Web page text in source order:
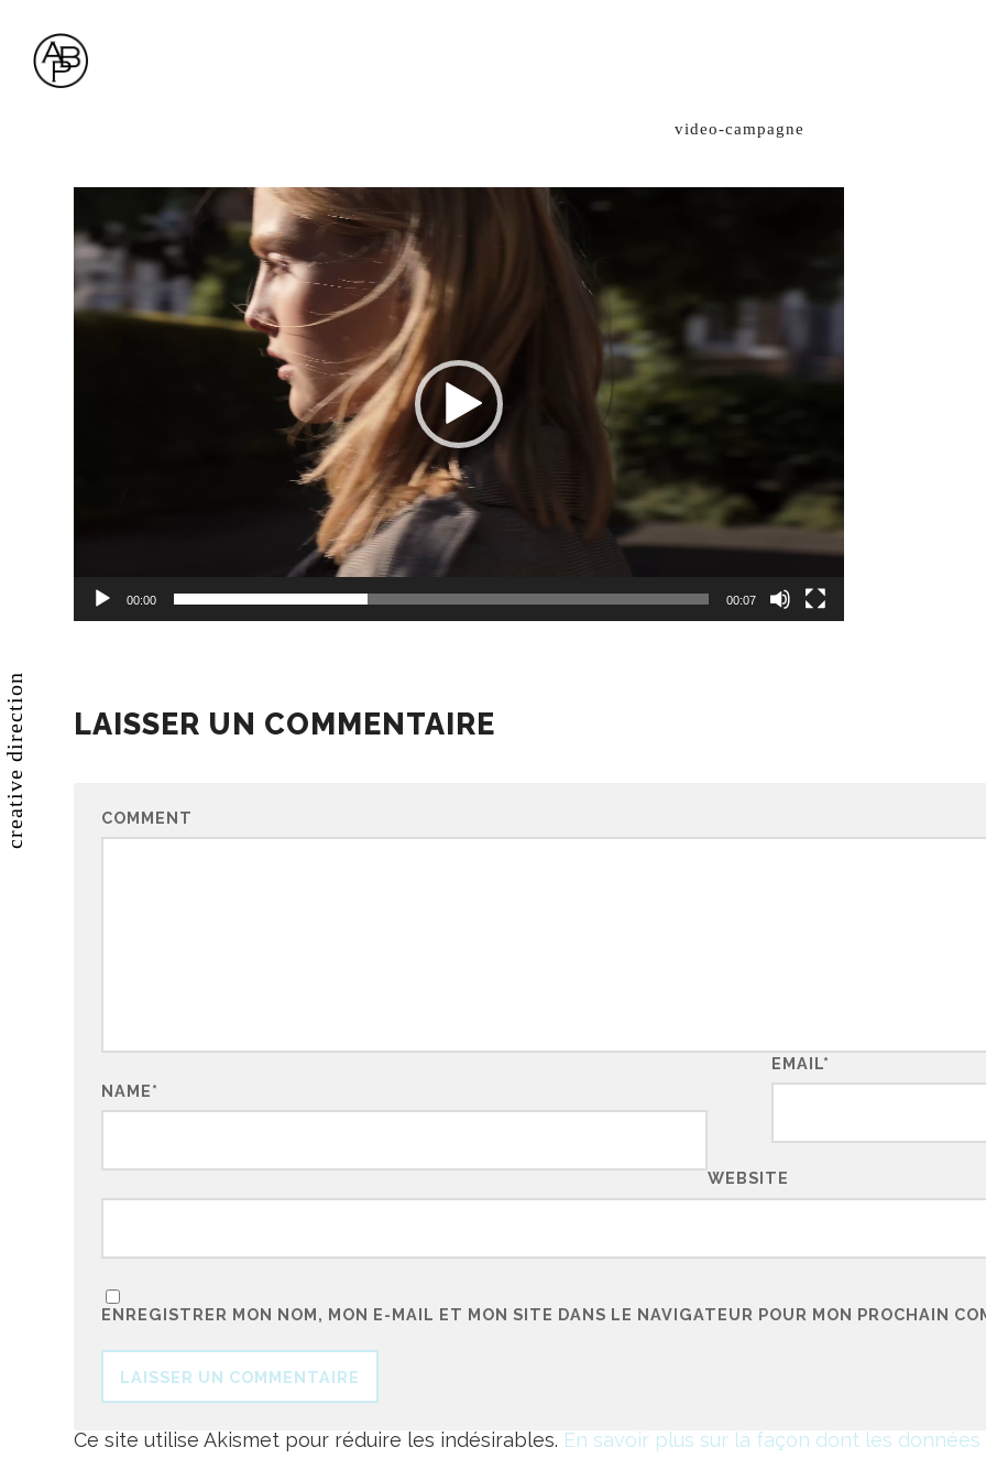
creative direction
video-campagne
vidéo
00:00 00:07
LAISSER UN COMMENTAIRE
COMMENT
NAME*
EMAIL*
WEBSITE
ENREGISTRER MON NOM, MON E-MAIL ET MON SITE DANS LE NAVIGATEUR POUR MON PROCHAIN
Ce site utilise Akismet pour réduire les indésirables. En savoir plus sur la façon dont les